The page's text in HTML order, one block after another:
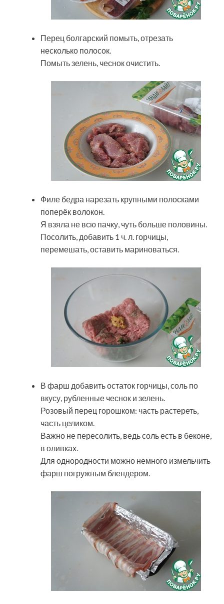
Перец болгарский помыть, отрезать
несколько полосок.
Помыть зелень, чеснок очистить.
Филе бедра нарезать крупными полосками
поперёк волокон.
Я взяла не всю пачку, чуть больше половины.
Посолить, добавить 1 ч. л. горчицы,
перемешать, оставить мариноваться.
В фарш добавить остаток горчицы, соль по
вкусу, рубленные чеснок и зелень.
Розовый перец горошком: часть растереть,
часть целиком.
Важно не пересолить, ведь соль есть в беконе,
в оливках.
Для однородности можно немного измельчить
фарш погружным блендером.